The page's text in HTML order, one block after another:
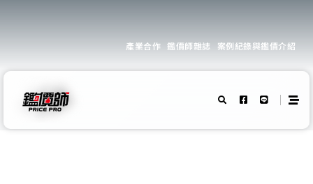
產業合作 鑑價師雜誌 案例紀錄與鑑價介紹